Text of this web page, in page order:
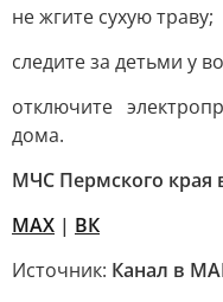
не жгите сухую траву;
следите за детьми у
отключите
дома.
МЧС Пермского края
MAX | ВК
Источник: Канал в